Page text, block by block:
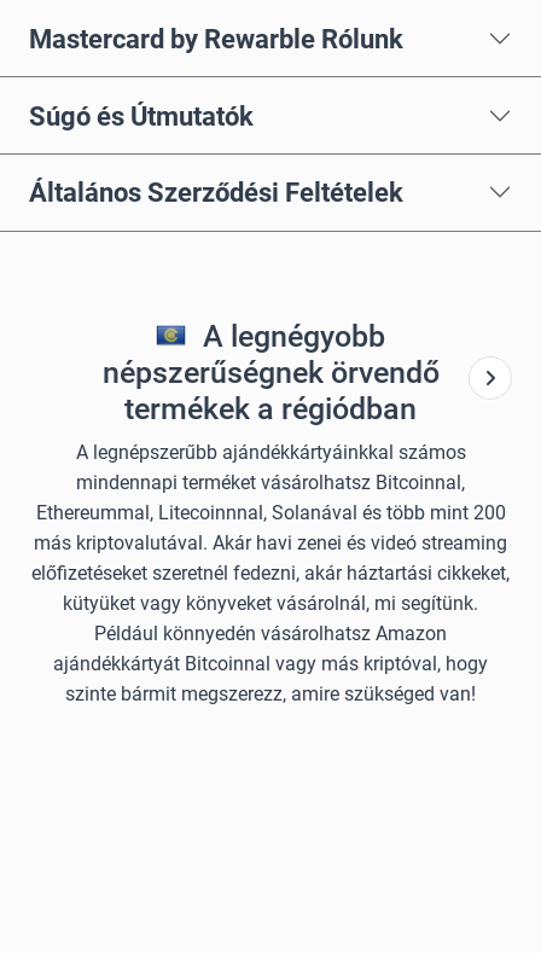
Mastercard by Rewarble Rólunk
Súgó és Útmutatók
Általános Szerződési Feltételek
A legnégyobb
népszerűségnek örvendő
termékek a régiódban
A legnépszerűbb ajándékkártyáinkkal számos
mindennapi terméket vásárolhatsz Bitcoinnal,
Ethereummal, Litecoinnnal, Solanával és több mint 200
más kriptovalutával. Akár havi zenei és videó streaming
előfizetéseket szeretnél fedezni, akár háztartási cikkeket,
kütyüket vagy könyveket vásárolnál, mi segítünk.
Például könnyedén vásárolhatsz Amazon
ajándékkártyát Bitcoinnal vagy más kriptóval, hogy
szinte bármit megszerezz, amire szükséged van!